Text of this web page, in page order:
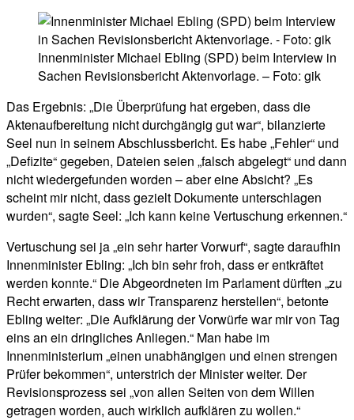
Innenminister Michael Ebling (SPD) beim Interview in
Sachen Revisionsbericht Aktenvorlage. – Foto: gik
Das Ergebnis: „Die Überprüfung hat ergeben, dass die
Aktenaufbereitung nicht durchgängig gut war“, bilanzierte
Seel nun in seinem Abschlussbericht. Es habe „Fehler“ und
„Defizite“ gegeben, Dateien seien „falsch abgelegt“ und dann
nicht wiedergefunden worden – aber eine Absicht? „Es
scheint mir nicht, dass gezielt Dokumente unterschlagen
wurden“, sagte Seel: „Ich kann keine Vertuschung erkennen.“
Vertuschung sei ja „ein sehr harter Vorwurf“, sagte daraufhin
Innenminister Ebling: „Ich bin sehr froh, dass er entkräftet
werden konnte.“ Die Abgeordneten im Parlament dürften „zu
Recht erwarten, dass wir Transparenz herstellen“, betonte
Ebling weiter: „Die Aufklärung der Vorwürfe war mir von Tag
eins an ein dringliches Anliegen.“ Man habe im
Innenministerium „einen unabhängigen und einen strengen
Prüfer bekommen“, unterstrich der Minister weiter. Der
Revisionsprozess sei „von allen Seiten von dem Willen
getragen worden, auch wirklich aufklären zu wollen.“